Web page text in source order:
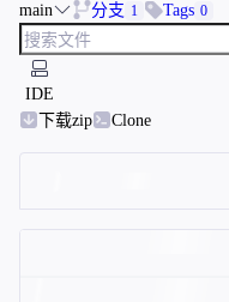
main 分支 1 Tags 0
IDE
下载zip
Clone